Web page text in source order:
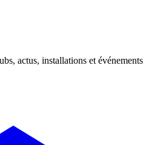
actus, installations et événements